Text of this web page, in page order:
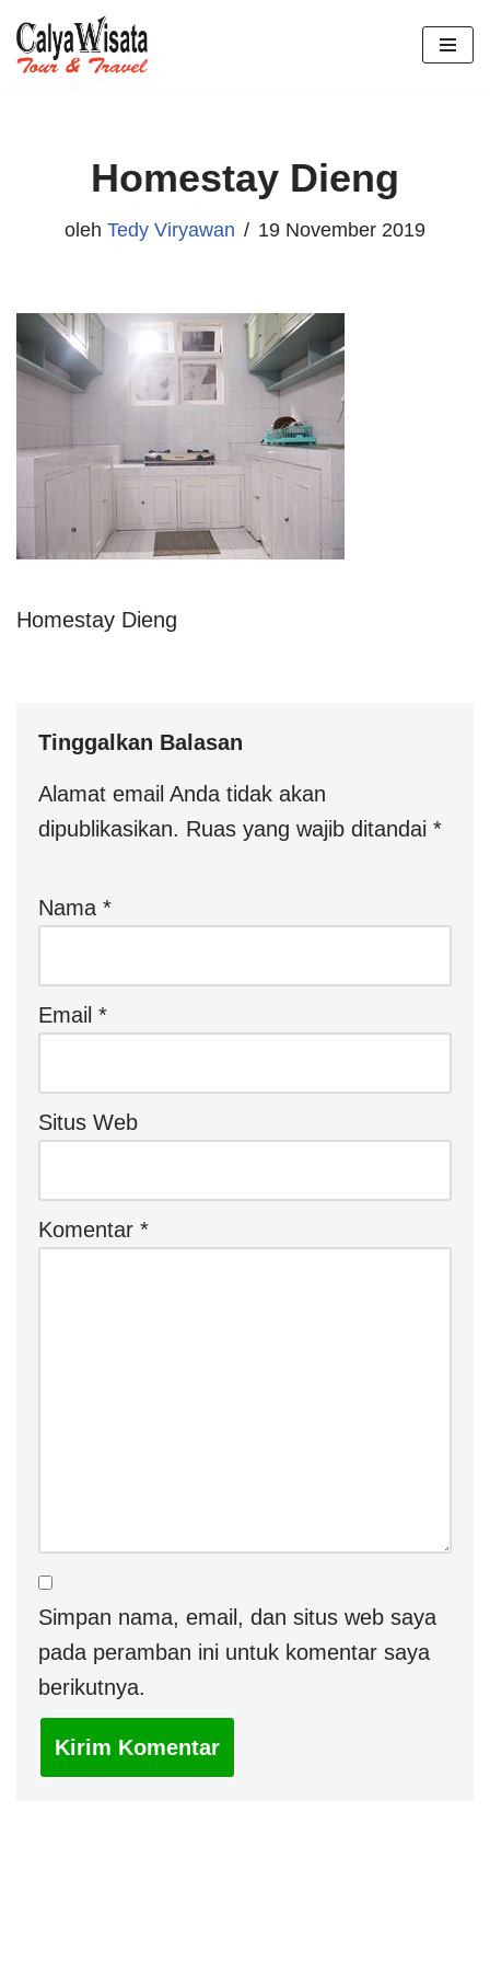
Lompat
Homestay Dieng
oleh Tedy Viryawan 19 November 2019
Homestay Dieng
Tinggalkan Balasan
Alamat email Anda tidak akan
dipublikasikan. Ruas yang wajib ditandai *
Nama *
Email *
Situs Web
Komentar *
Simpan nama, email, dan situs web saya
pada peramban ini untuk komentar saya
berikutnya.